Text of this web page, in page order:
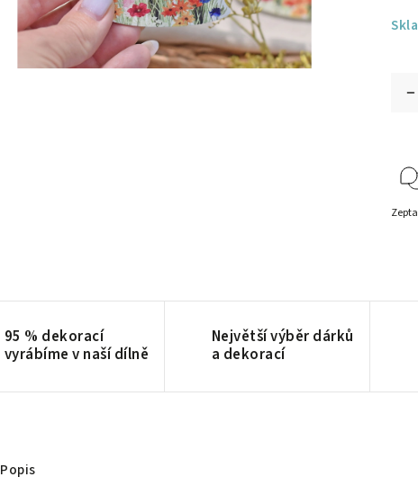
95 % dekorací
vyrábíme v naší dílně
Největší výběr dárků
a dekorací
Popis